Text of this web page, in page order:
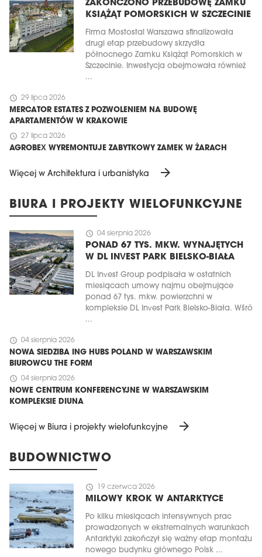
ZAKOŃCZONO PRZEBUDOWĘ ZAMKU
KSIĄŻĄT POMORSKICH W SZCZECINIE
Firma Mostostal Warszawa sfinalizowała
drugi etap przebudowy skrzydła
północnego Zamku Książąt Pomorskich w
Szczecinie. Inwestycja obejmowała również
...
schedule 29 lipca 2026
MERCATOR ESTATES Z POZWOLENIEM NA BUDOWĘ
APARTAMENTÓW W KRAKOWIE
schedule 27 lipca 2026
AGROBEX WYREMONTUJE ZABYTKOWY ZAMEK W ŻARACH
Więcej w Architektura i urbanistyka arrow_forward
BIURA I PROJEKTY WIELOFUNKCYJNE
schedule 04 sierpnia 2026
PONAD 67 TYS. MKW. WYNAJĘTYCH
W DL INVEST PARK BIELSKO-BIAŁA
DL Invest Group podpisała w ostatnich
miesiącach umowy najmu obejmujące
ponad 67 tys. mkw. powierzchni w
kompleksie DL Invest Park Bielsko-Biała. Wśró
...
schedule 04 sierpnia 2026
NOWA SIEDZIBA ING HUBS POLAND W WARSZAWSKIM
BIUROWCU THE FORM
schedule 04 sierpnia 2026
NOWE CENTRUM KONFERENCYJNE W WARSZAWSKIM
KOMPLEKSIE DIUNA
Więcej w Biura i projekty wielofunkcyjne arrow_forward
BUDOWNICTWO
schedule 19 czerwca 2026
MILOWY KROK W ANTARKTYCE
Po kilku miesiącach intensywnych prac
prowadzonych w ekstremalnych warunkach
Antarktyki zakończył się ważny etap montażu
nowego budynku głównego Polsk ...